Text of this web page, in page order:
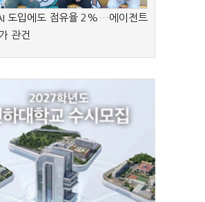
도입에도 점유율 2%…에이전트
관건